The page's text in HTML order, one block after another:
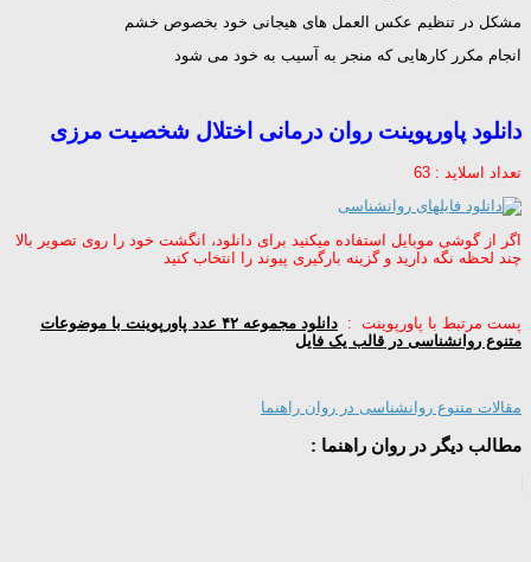
مشکل در تنظیم عکس العمل های هیجانی خود بخصوص خشم
انجام مکرر کارهایی که منجر به آسیب به خود می شود
دانلود پاورپوینت روان درمانی اختلال شخصیت مرزی
تعداد اسلاید : 63
اگر از گوشی موبایل استفاده میکنید برای دانلود، انگشت خود را روی تصویر بالا
چند لحظه نگه دارید و گزینه بارگیری پیوند را انتخاب کنید
پست مرتبط با پاورپوینت :
دانلود مجموعه ۴۲ عدد پاورپوینت با موضوعات
متنوع روانشناسی در قالب یک فایل
مقالات متنوع روانشناسی در روان راهنما
مطالب دیگر در روان راهنما :